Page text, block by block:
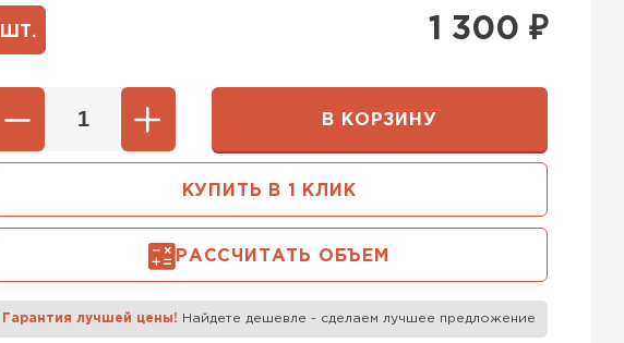
600х400х200
ШТ. 1 300 ₽
В КОРЗИНУ
КУПИТЬ В 1 КЛИК
РАССЧИТАТЬ ОБЪЕМ
Гарантия лучшей цены! Найдете дешевле - сделаем лучшее предложение
ПЕРЕЙТИ
Газобетон Бонолит
ПЕРЕЙТИ